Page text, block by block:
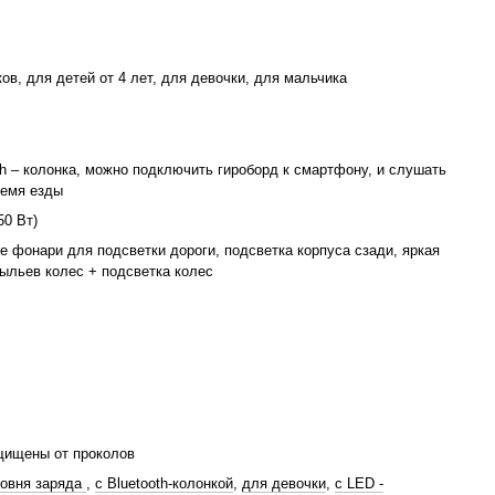
высокого качества, маленькие райдеры смогут
музыкой или аудиокнигами, со смартфона через
от дороги.
поддерживает баланс. Электромоторы включаются, и
движение, не меняя угла наклона платформы.
поскольку платформа уже находится в
очень удобно, так как гироскутер сохраняет
будет катиться за вами, как это было с моделями
а продолжит движение прямо и остановится, не
корпус защищен от царапин в результате
для детей от 4 лет, для девочки, для мальчика
– колонка, можно подключить гироборд к смартфону, и слушать
езды
Вт)
фонари для подсветки дороги, подсветка корпуса сзади, яркая
колес + подсветка колес
от проколов
заряда , с Bluetooth-колонкой, для девочки, c LED -